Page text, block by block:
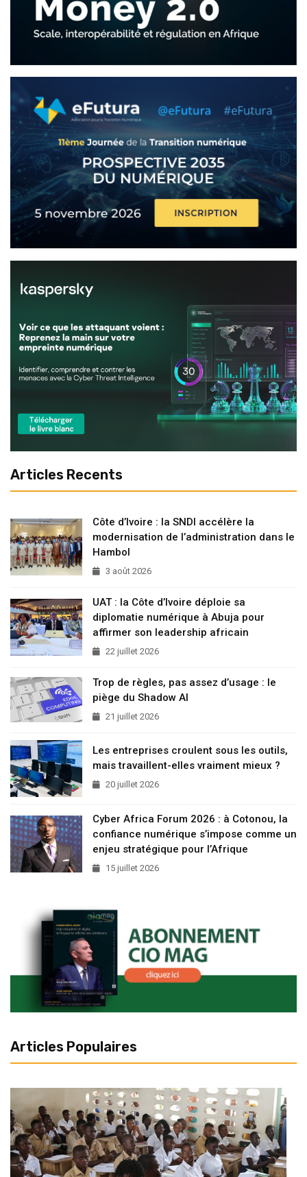
Articles Recents
Côte d’Ivoire : la SNDI accélère la
modernisation de l’administration dans le
Hambol
3 août 2026
UAT : la Côte d’Ivoire déploie sa
diplomatie numérique à Abuja pour
affirmer son leadership africain
22 juillet 2026
Trop de règles, pas assez d’usage : le
piège du Shadow AI
21 juillet 2026
Les entreprises croulent sous les outils,
mais travaillent-elles vraiment mieux ?
20 juillet 2026
Cyber Africa Forum 2026 : à Cotonou, la
confiance numérique s’impose comme un
enjeu stratégique pour l’Afrique
15 juillet 2026
Articles Populaires